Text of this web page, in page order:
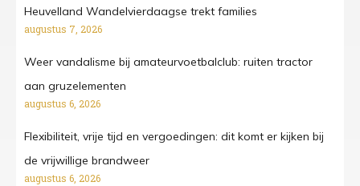
Heuvelland Wandelvierdaagse trekt families
augustus 7, 2026
Weer vandalisme bij amateurvoetbalclub: ruiten tractor
aan gruzelementen
augustus 6, 2026
Flexibiliteit, vrije tijd en vergoedingen: dit komt er kijken bij
de vrijwillige brandweer
augustus 6, 2026